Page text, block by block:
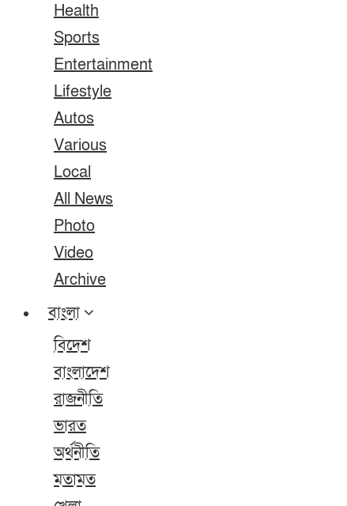
Health
Sports
Entertainment
Lifestyle
Autos
Various
Local
All News
Photo
Video
Archive
বাংলা
বিদেশ
বাংলাদেশ
রাজনীতি
ভারত
অর্থনীতি
মতামত